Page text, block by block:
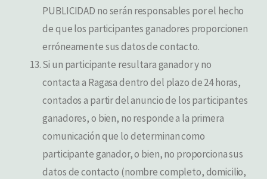
PUBLICIDAD no serán responsables por el hecho
de que los participantes ganadores proporcionen
erróneamente sus datos de contacto.
Si un participante resultara ganador y no
contacta a Ragasa dentro del plazo de 24 horas,
contados a partir del anuncio de los participantes
ganadores, o bien, no responde a la primera
comunicación que lo determinan como
participante ganador, o bien, no proporciona sus
datos de contacto (nombre completo, domicilio,